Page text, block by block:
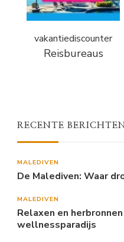
vakantiediscounter
Reisbureaus
RECENTE BERICHTEN
MALEDIVEN
De Malediven: Waar
MALEDIVEN
Relaxen en
wellnessparadijs